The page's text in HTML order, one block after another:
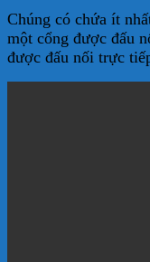
Chúng có chứa ít
một cổng được đấu
được đấu nối trực